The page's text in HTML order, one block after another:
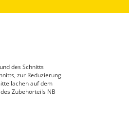
des Schnitts
zur Reduzierung
auf dem
Zubehörteils NB